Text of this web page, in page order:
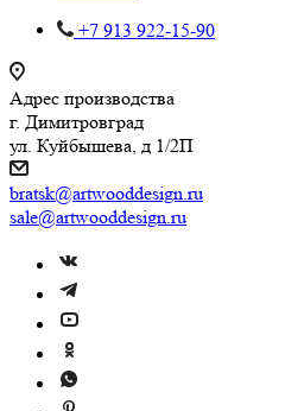
+7 913 922-15-90
Адрес производства
г. Димитровград
ул. Куйбышева, д 1/2П
bratsk@artwooddesign.ru
sale@artwooddesign.ru